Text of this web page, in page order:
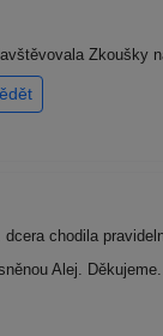
chodila
Alej. Děkujeme.